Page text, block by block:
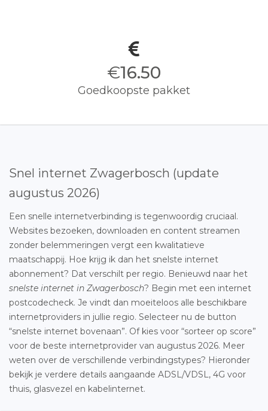
€16.50
Goedkoopste pakket
Snel internet Zwagerbosch (update
augustus 2026)
Een snelle internetverbinding is tegenwoordig cruciaal.
Websites bezoeken, downloaden en content streamen
zonder belemmeringen vergt een kwalitatieve
maatschappij. Hoe krijg ik dan het snelste internet
abonnement? Dat verschilt per regio. Benieuwd naar het
snelste internet in Zwagerbosch? Begin met een internet
postcodecheck. Je vindt dan moeiteloos alle beschikbare
internetproviders in jullie regio. Selecteer nu de button
“snelste internet bovenaan”. Of kies voor “sorteer op score”
voor de beste internetprovider van augustus 2026. Meer
weten over de verschillende verbindingstypes? Hieronder
bekijk je verdere details aangaande ADSL/VDSL, 4G voor
thuis, glasvezel en kabelinternet.